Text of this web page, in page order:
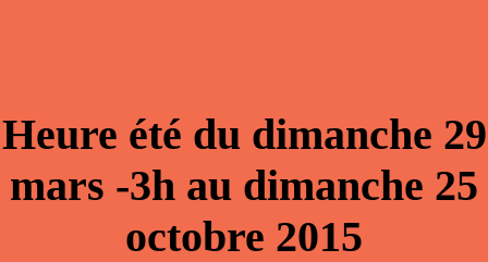
Heure été du dimanche 29
mars -3h au dimanche 25
octobre 2015